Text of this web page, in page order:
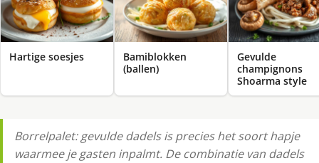
Hartige soesjes
Bamiblokken
(ballen)
Gevulde
champignons
Shoarma style
Borrelpalet: gevulde dadels is precies het soort hapje
waarmee je gasten inpalmt. De combinatie van dadels